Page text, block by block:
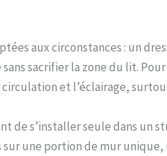
aux circonstances : un
sacrifier la zone du lit.
et l’éclairage,
de s’installer seule dans
une portion de mur